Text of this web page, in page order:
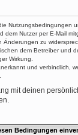
Nutzungsbedingungen
dem Nutzer per E-Mail
Änderungen zu
dem Betreiber und
Wirkung.
und verbindlich,
mit deinen